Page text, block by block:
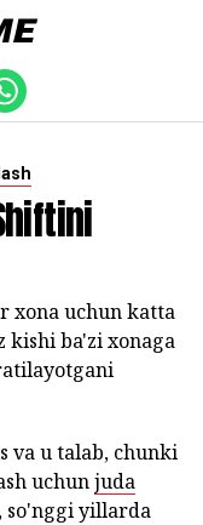
xona uchun katta
kishi ba'zi xonaga
va u talab, chunki
uchunjuda
so'nggi yillarda